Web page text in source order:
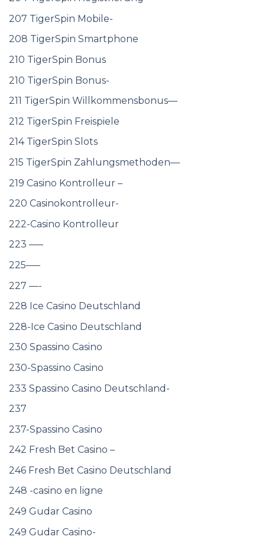
207 TigerSpin Mobile-
208 TigerSpin Smartphone
210 TigerSpin Bonus
210 TigerSpin Bonus-
211 TigerSpin Willkommensbonus—
212 TigerSpin Freispiele
214 TigerSpin Slots
215 TigerSpin Zahlungsmethoden—
219 Casino Kontrolleur –
220 Casinokontrolleur-
222-Casino Kontrolleur
223 —–
225—–
227 —-
228 Ice Casino Deutschland
228-Ice Casino Deutschland
230 Spassino Casino
230-Spassino Casino
233 Spassino Casino Deutschland-
237
237-Spassino Casino
242 Fresh Bet Casino –
246 Fresh Bet Casino Deutschland
248 -casino en ligne
249 Gudar Casino
249 Gudar Casino-